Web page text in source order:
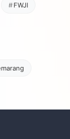
FWJI